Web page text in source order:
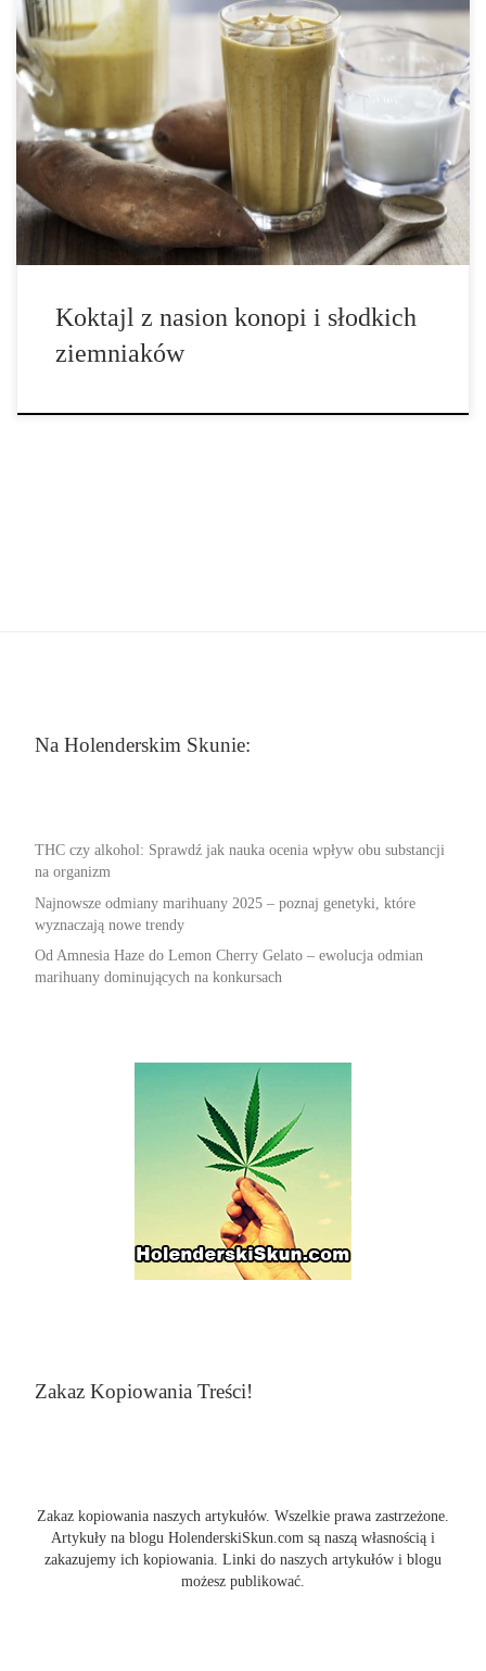
Smak i wartości odżywcze słodkich ziemniaków w połączeniu z
nasionami konopi tworzą pyszną przekąskę do picia. Słodkie
ziemniaki zwracają na siebie uwagę zwłaszcza w okresie
wakacyjnym, ale istnieje wiele sposobów, aby włączyć je w stały
repertuar posiłków w ciągu całego roku. Zapewne pierwsze co Ci
się kojarzy z daniami ze słodkich ziemniaków to zupy, zapiekanki,
ciasta, frytki czy gnocchi. Zgaduję, […]
Koktajl z nasion konopi i słodkich
ziemniaków
Na Holenderskim Skunie:
THC czy alkohol: Sprawdź jak nauka ocenia wpływ obu substancji
na organizm
Najnowsze odmiany marihuany 2025 – poznaj genetyki, które
wyznaczają nowe trendy
Od Amnesia Haze do Lemon Cherry Gelato – ewolucja odmian
marihuany dominujących na konkursach
Zakaz Kopiowania Treści!
Zakaz kopiowania naszych artykułów. Wszelkie prawa zastrzeżone.
Artykuły na blogu HolenderskiSkun.com są naszą własnością i
zakazujemy ich kopiowania. Linki do naszych artykułów i blogu
możesz publikować.